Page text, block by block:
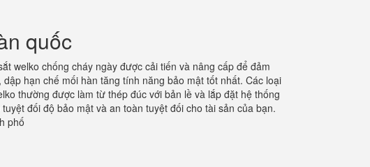
quốc
welko chống cháy ngày được cải tiến và nâng cấp để đảm
hạn chế mối hàn tăng tính năng bảo mật tốt nhất. Các loại
thường được làm từ thép đúc với bản lề và lắp đặt hệ thống
đối độ bảo mật và an toàn tuyệt đối cho tài sản của bạn.
phố